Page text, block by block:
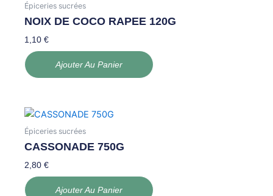
Épiceries sucrées
NOIX DE COCO RAPEE 120G
1,10€
Ajouter Au Panier
Épiceries sucrées
CASSONADE 750G
2,80€
Ajouter Au Panier